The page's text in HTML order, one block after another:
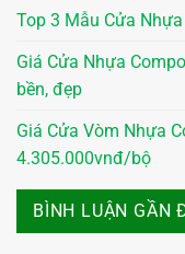
Top 3 Mẫu Cửa
Giá Cửa Nhựa
bền, đẹp
Giá Cửa Vòm Nhựa
4.305.000vnđ/bộ
BÌNH LUẬN GẦN